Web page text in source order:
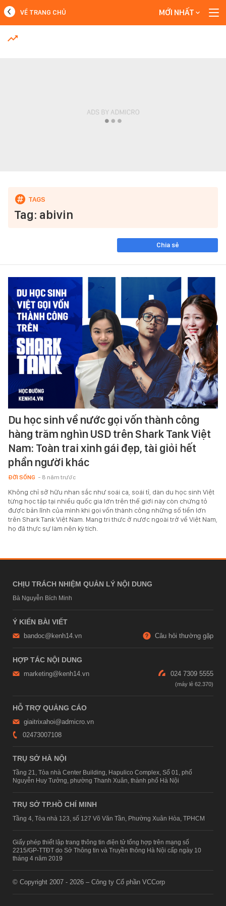
MỚI NHẤT
VỀ TRANG CHỦ MỚI NHẤT
Tag: abivin
Chia sẻ
Du học sinh về nước gọi vốn thành công
hàng trăm nghìn USD trên Shark Tank Việt
Nam: Toàn trai xinh gái đẹp, tài giỏi hết
phần người khác
ĐỜI SỐNG - 8 năm trước
Không chỉ sở hữu nhan sắc như soái ca, soái tỉ, dàn du học sinh Việt
từng học tập tại nhiều quốc gia lớn trên thế giới này còn chứng tỏ
được bản lĩnh của mình khi gọi vốn thành công những số tiền lớn
trên Shark Tank Việt Nam. Mang tri thức ở nước ngoài trở về Việt Nam,
họ đã thực sự làm nên kỳ tích.
CHỊU TRÁCH NHIỆM QUẢN LÝ NỘI DUNG
Bà Nguyễn Bích Minh
Ý KIẾN BÀI VIẾT
bandoc@kenh14.vn Câu hỏi thường gặp
HỢP TÁC NỘI DUNG
marketing@kenh14.vn 024 7309 5555
HỖ TRỢ QUẢNG CÁO
giaitrixahoi@admicro.vn
02473007108
TRỤ SỞ HÀ NỘI
Tầng 21, Tòa nhà Center Building, Hapulico Complex, Số 01, phố
Nguyễn Huy Tưởng, phường Thanh Xuân, thành phố Hà Nội
TRỤ SỞ TP.HỒ CHÍ MINH
Tầng 4, Tòa nhà 123, số 127 Võ Văn Tần, Phường Xuân Hòa, TPHCM
Giấy phép thiết lập trang thông tin điện tử tổng hợp trên mạng số
2215/GP-TTĐT do Sở Thông tin và Truyền thông Hà Nội cấp ngày 10
tháng 4 năm 2019
© Copyright 2007 - 2026 – Công ty Cổ phần VCCorp